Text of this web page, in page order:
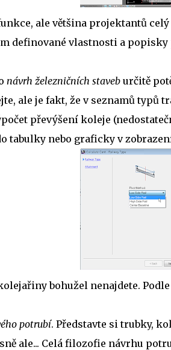
ale většina projektantů
definované vlastnosti a popisky
návrh železničních staveburčitě
ale je fakt, že v seznamů typů
převýšení koleje
tabulky nebo graficky v
bohužel nenajdete.
potrubí. Představte si trubky,
ale... Celá filozofie návrhu